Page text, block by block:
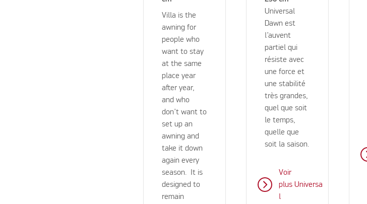
Villa is the
awning for
people who
want to stay
at the same
place year
after year,
and who
don’t want to
set up an
awning and
take it down
again every
season. It is
designed to
remain
Universal
Dawn est
l’auvent
partiel qui
résiste avec
une force et
une stabilité
très grandes,
quel que soit
le temps,
quelle que
soit la saison.
Voir
plus Universa
l